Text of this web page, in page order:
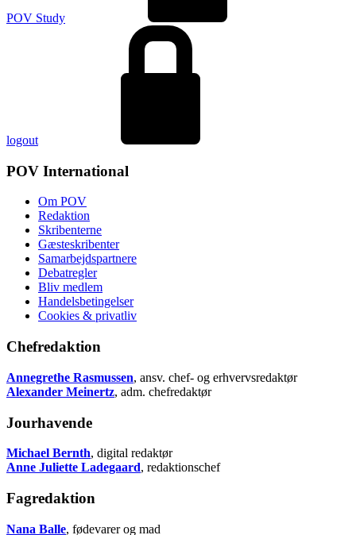
POV Study
logout
POV International
Om POV
Redaktion
Skribenterne
Gæsteskribenter
Samarbejdspartnere
Debatregler
Bliv medlem
Handelsbetingelser
Cookies & privatliv
Chefredaktion
Annegrethe Rasmussen, ansv. chef- og erhvervsredaktør
Alexander Meinertz, adm. chefredaktør
Jourhavende
Michael Bernth, digital redaktør
Anne Juliette Ladegaard, redaktionschef
Fagredaktion
Nana Balle, fødevarer og mad